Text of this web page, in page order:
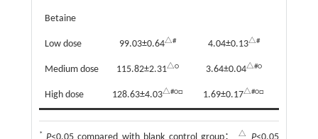
Betaine
Low dose 99.03±0.64△# 4.04±0.13△#
Medium dose 115.82±2.31△○ 3.64±0.04△#○
High dose 128.63±4.03△#○□ 1.69±0.17△#○□
* △